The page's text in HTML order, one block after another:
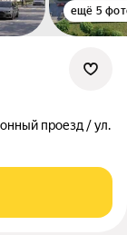
ещё 5
проезд / ул.